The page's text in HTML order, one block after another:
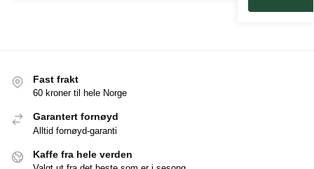
Fast frakt
60 kroner til hele Norge
Garantert fornøyd
Alltid fornøyd-garanti
Kaffe fra hele verden